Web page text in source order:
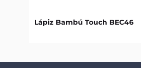
Lápiz Bambú Touch BEC46